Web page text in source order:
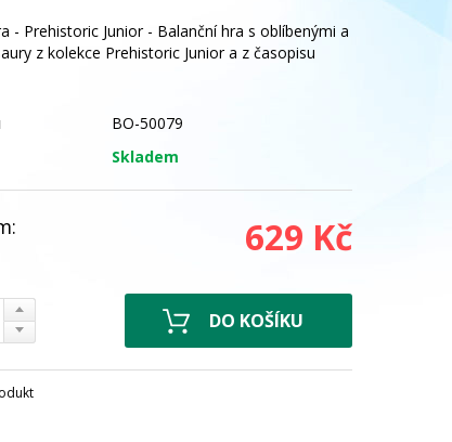
- Prehistoric Junior - Balanční hra s oblíbenými a
z kolekce Prehistoric Junior a z časopisu
BO-50079
Skladem
629 Kč